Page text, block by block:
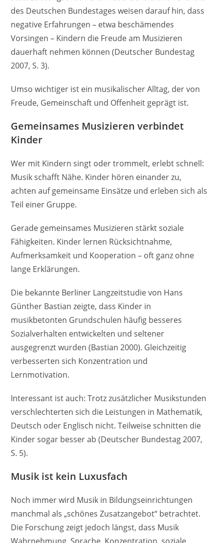
des Deutschen Bundestages weisen darauf hin, dass
negative Erfahrungen – etwa beschämendes
Vorsingen – Kindern die Freude am Musizieren
dauerhaft nehmen können (Deutscher Bundestag
2007, S. 3).
Umso wichtiger ist ein musikalischer Alltag, der von
Freude, Gemeinschaft und Offenheit geprägt ist.
Gemeinsames Musizieren verbindet
Kinder
Wer mit Kindern singt oder trommelt, erlebt schnell:
Musik schafft Nähe. Kinder hören einander zu,
achten auf gemeinsame Einsätze und erleben sich als
Teil einer Gruppe.
Gerade gemeinsames Musizieren stärkt soziale
Fähigkeiten. Kinder lernen Rücksichtnahme,
Aufmerksamkeit und Kooperation – oft ganz ohne
lange Erklärungen.
Die bekannte Berliner Langzeitstudie von Hans
Günther Bastian zeigte, dass Kinder in
musikbetonten Grundschulen häufig besseres
Sozialverhalten entwickelten und seltener
ausgegrenzt wurden (Bastian 2000). Gleichzeitig
verbesserten sich Konzentration und
Lernmotivation.
Interessant ist auch: Trotz zusätzlicher Musikstunden
verschlechterten sich die Leistungen in Mathematik,
Deutsch oder Englisch nicht. Teilweise schnitten die
Kinder sogar besser ab (Deutscher Bundestag 2007,
S. 5).
Musik ist kein Luxusfach
Noch immer wird Musik in Bildungseinrichtungen
manchmal als „schönes Zusatzangebot“ betrachtet.
Die Forschung zeigt jedoch längst, dass Musik
Wahrnehmung, Sprache, Konzentration, soziale